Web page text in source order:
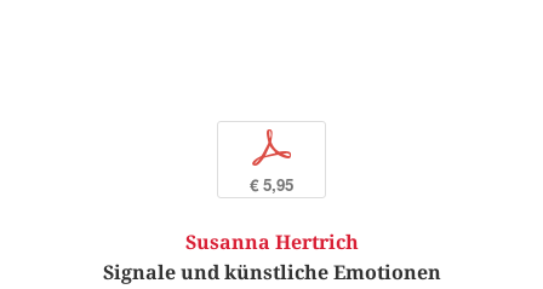
p
€ 5,95
Susanna Hertrich
Signale und künstliche Emotionen